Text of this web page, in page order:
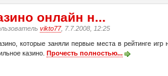
онлайн н...
vikto77, 7.7.2008, 12:25
которые заняли первые места в рейтинге
казино.Прочесть полностью...